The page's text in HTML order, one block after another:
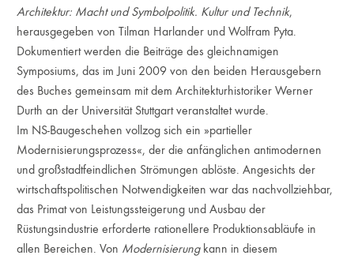
Architektur: Macht und Symbolpolitik. Kultur und Technik,
herausgegeben von Tilman Harlander und Wolfram Pyta.
Dokumentiert werden die Beiträge des gleichnamigen
Symposiums, das im Juni 2009 von den beiden Herausgebern
des Buches gemeinsam mit dem Architekturhistoriker Werner
Durth an der Universität Stuttgart veranstaltet wurde.
Im NS-Baugeschehen vollzog sich ein »partieller
Modernisierungsprozess«, der die anfänglichen antimodernen
und großstadtfeindlichen Strömungen ablöste. Angesichts der
wirtschaftspolitischen Notwendigkeiten war das nachvollziehbar,
das Primat von Leistungssteigerung und Ausbau der
Rüstungsindustrie erforderte rationellere Produktionsabläufe in
allen Bereichen. Von Modernisierungkann in diesem